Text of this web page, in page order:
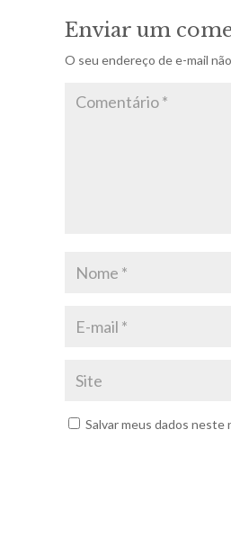
Enviar um
O seu endereço de e-mail
Salvar meus dados neste